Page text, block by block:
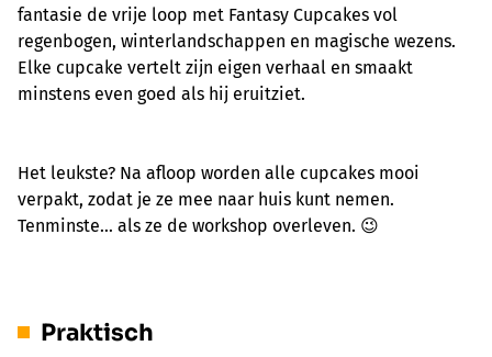
fantasie de vrije loop met Fantasy Cupcakes vol
regenbogen, winterlandschappen en magische wezens.
Elke cupcake vertelt zijn eigen verhaal en smaakt
minstens even goed als hij eruitziet.
Het leukste? Na afloop worden alle cupcakes mooi
verpakt, zodat je ze mee naar huis kunt nemen.
Tenminste… als ze de workshop overleven. 😉
Praktisch